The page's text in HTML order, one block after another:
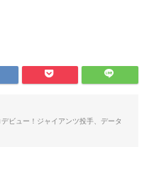
ビュー！ジャイアンツ投手、データ